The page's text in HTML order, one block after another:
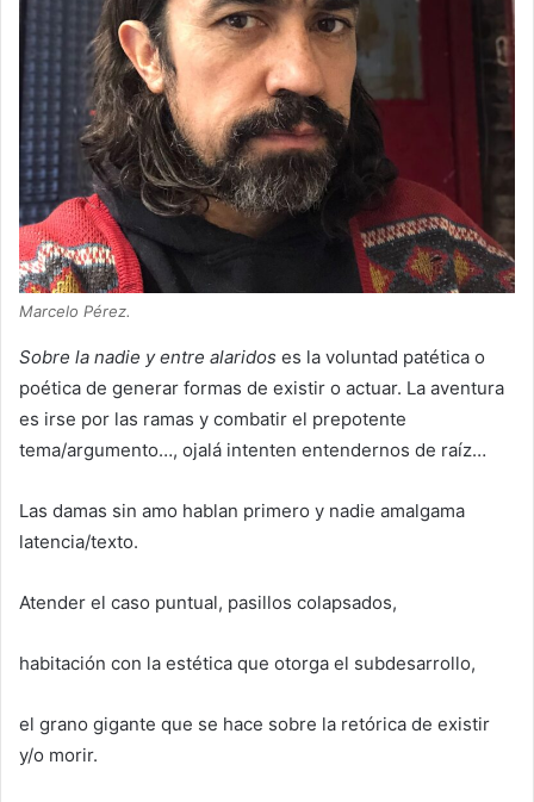
Marcelo Pérez.
Sobre la nadie y entre alaridos es la voluntad patética o
poética de generar formas de existir o actuar. La aventura
es irse por las ramas y combatir el prepotente
tema/argumento…, ojalá intenten entendernos de raíz…
Las damas sin amo hablan primero y nadie amalgama
latencia/texto.
Atender el caso puntual, pasillos colapsados,
habitación con la estética que otorga el subdesarrollo,
el grano gigante que se hace sobre la retórica de existir
y/o morir.